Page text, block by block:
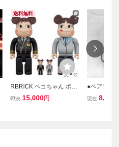
送料無料
RBRICK ペコちゃん ポコ
ちゃん ANA ベアブリッ
即決 15,000円
●ベアブリ
コちゃん
現在 8,000